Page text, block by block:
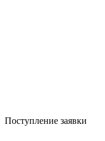
Поступление заявки